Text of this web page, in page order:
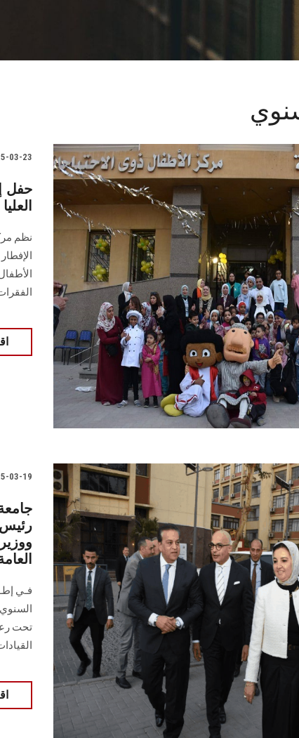
03-23
حفل
نظم
03-19
رئيس
فـي
تحت